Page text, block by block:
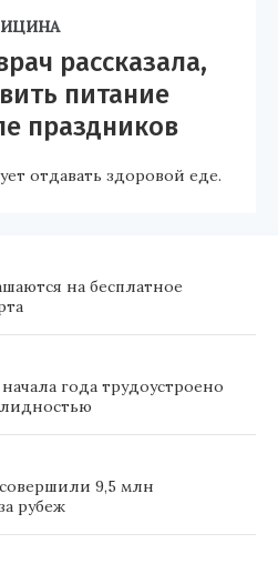
рассказала,
питание
праздников
отдавать здоровой еде.
на бесплатное
года трудоустроено
9,5 млн
рубеж